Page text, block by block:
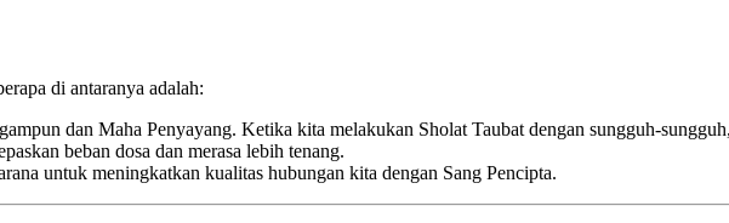
di antaranya adalah:
dan Maha Penyayang. Ketika kita melakukan Sholat Taubat dengan sungguh-
beban dosa dan merasa lebih tenang.
untuk meningkatkan kualitas hubungan kita dengan Sang Pencipta.